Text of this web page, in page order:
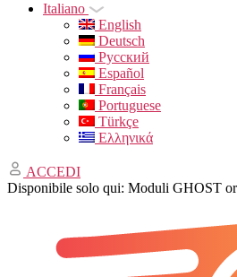
Italiano
English
Deutsch
Русский
Español
Français
Portuguese
Türkçe
Ελληνικά
ACCEDI
Disponibile solo qui: Moduli GHOST